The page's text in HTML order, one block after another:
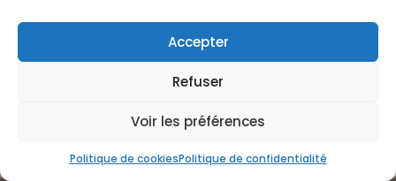
Accepter
Refuser
Voir les préférences
Politique de cookiesPolitique de confidentialité